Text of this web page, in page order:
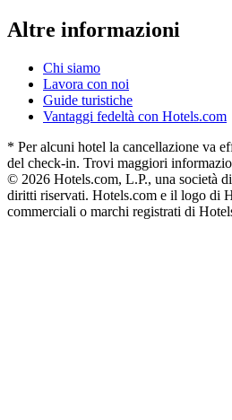
Altre informazioni
Chi siamo
Lavora con noi
Guide turistiche
Vantaggi fedeltà con Hotels.com
* Per alcuni hotel la cancellazione va
del check-in. Trovi maggiori
© 2026 Hotels.com, L.P., una società
diritti riservati. Hotels.com e il logo di
commerciali o marchi registrati di